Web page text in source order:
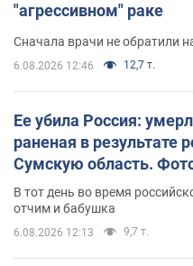
"агрессивном" раке
Сначала врачи не обратили
6.08.2026 12:46 12,7 т.
Ее убила Россия:
раненая в результате
Сумскую область.
В тот день во время
отчим и бабушка
6.08.2026 12:13 9,7 т.